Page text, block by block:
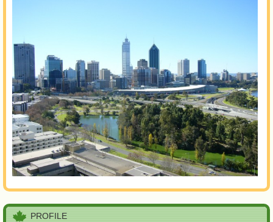
PROFILE